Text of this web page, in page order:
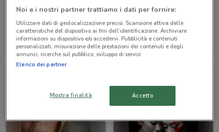
Agenzia VeraStore
Scade il 15/12 1.6 km
Agenzia VeraStore
Scade il 15/12
Noi e i nostri partner trattiamo i dati per fornire:
Utilizzare dati di geolocalizzazione precisi. Scansione attiva delle
caratteristiche del dispositivo ai fini dell’identificazione. Archiviare
informazioni su dispositivo e/o accedervi. Pubblicità e contenuti
personalizzati, misurazione delle prestazioni dei contenuti e degli
annunci, ricerche sul pubblico, sviluppo di servizi.
Elenco dei partner
Mostra finalità Accetto